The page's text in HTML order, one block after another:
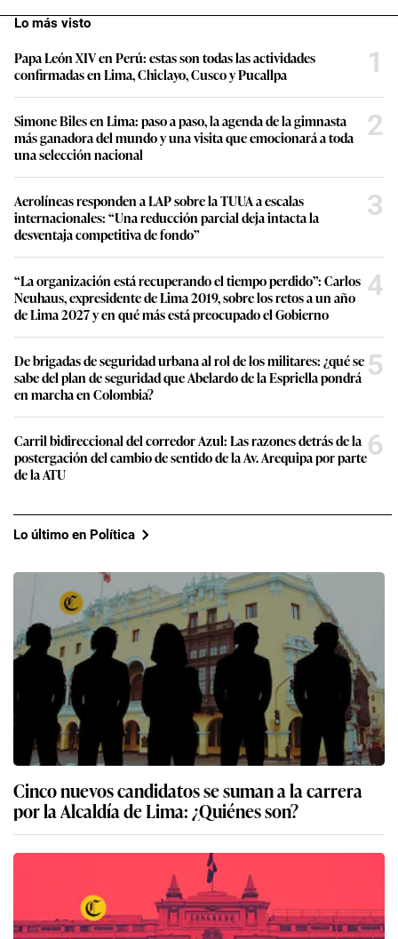
Lo más visto
Papa León XIV en Perú: estas son todas las actividades
confirmadas en Lima, Chiclayo, Cusco y Pucallpa
1
Simone Biles en Lima: paso a paso, la agenda de la gimnasta
más ganadora del mundo y una visita que emocionará a toda
una selección nacional
2
Aerolíneas responden a LAP sobre la TUUA a escalas
internacionales: “Una reducción parcial deja intacta la
desventaja competitiva de fondo”
3
“La organización está recuperando el tiempo perdido”: Carlos
Neuhaus, expresidente de Lima 2019, sobre los retos a un año
de Lima 2027 y en qué más está preocupado el Gobierno
4
De brigadas de seguridad urbana al rol de los militares: ¿qué se
sabe del plan de seguridad que Abelardo de la Espriella pondrá
en marcha en Colombia?
5
Carril bidireccional del corredor Azul: Las razones detrás de la
postergación del cambio de sentido de la Av. Arequipa por parte
de la ATU
6
Lo último en Política
Cinco nuevos candidatos se suman a la carrera
por la Alcaldía de Lima: ¿Quiénes son?